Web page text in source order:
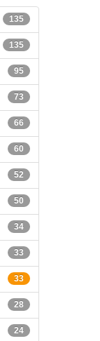
135
135
95
73
66
60
52
50
34
33
33
28
24